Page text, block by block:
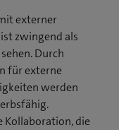
externer
zwingend als
Durch
für externe
werden
Kollaboration, die